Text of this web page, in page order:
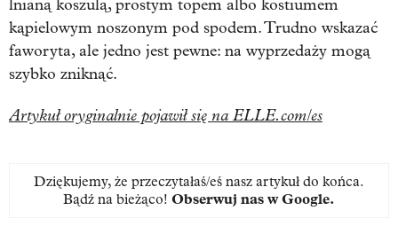
lnianą koszulą, prostym topem albo kostiumem
kąpielowym noszonym pod spodem. Trudno wskazać
faworyta, ale jedno jest pewne: na wyprzedaży mogą
szybko zniknąć.
Artykuł oryginalnie pojawił się na ELLE.com/es
Dziękujemy, że przeczytałaś/eś nasz artykuł do końca.
Bądź na bieżąco! Obserwuj nas w Google.